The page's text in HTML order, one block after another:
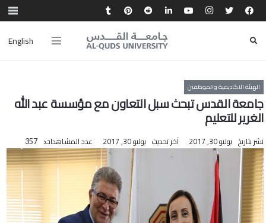
English
الهيئة الاكاديمية والموظفين
جامعة القدس تبحث سبل التعاون مع مؤسسة عبد الله
الغرير للتعليم
نشر بتاريخ يوليو 30, 2017 آخر تحديث يوليو 30, 2017 عدد المشاهدات: 357